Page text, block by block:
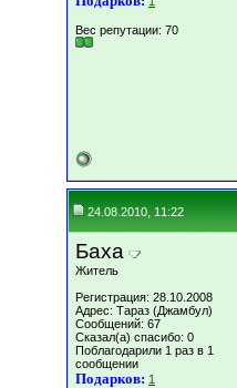
Вес репутации: 70
24.08.2010, 11:22
Баха
Житель
Регистрация: 28.10.2008
Адрес: Тараз (Джамбул)
Сообщений: 67
Сказал(а) спасибо: 0
Поблагодарили 1 раз в 1
сообщении
Подарков: 1